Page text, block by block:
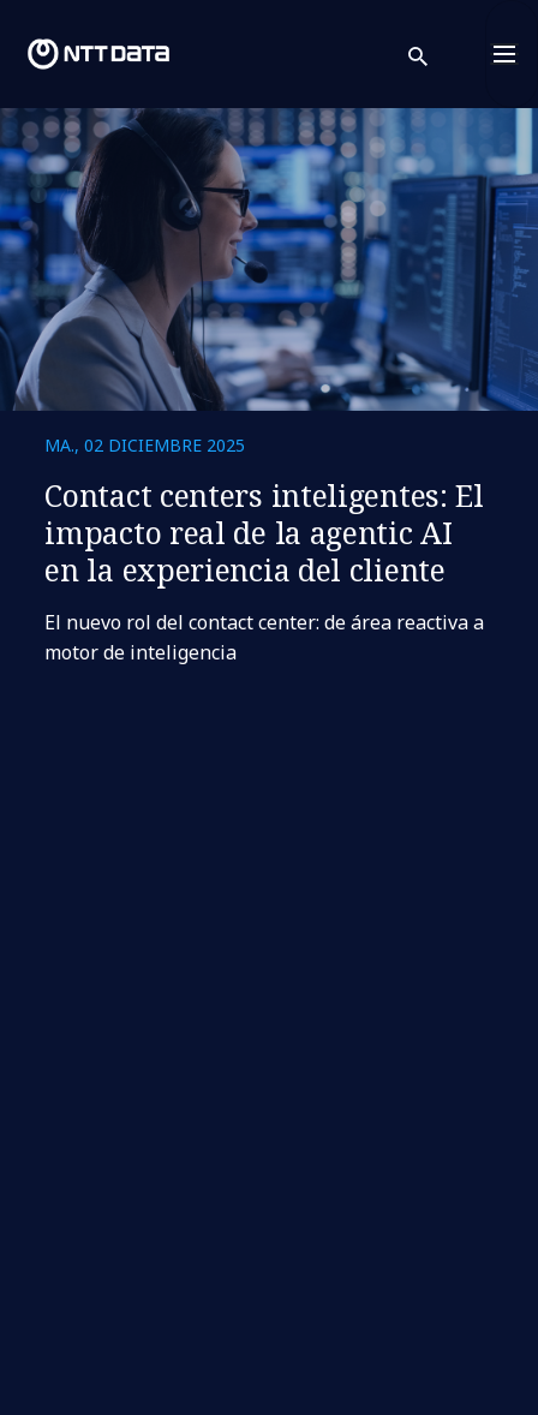
search
MA., 02 DICIEMBRE 2025
Contact centers inteligentes: El
impacto real de la agentic AI
en la experiencia del cliente
El nuevo rol del contact center: de área reactiva a
motor de inteligencia